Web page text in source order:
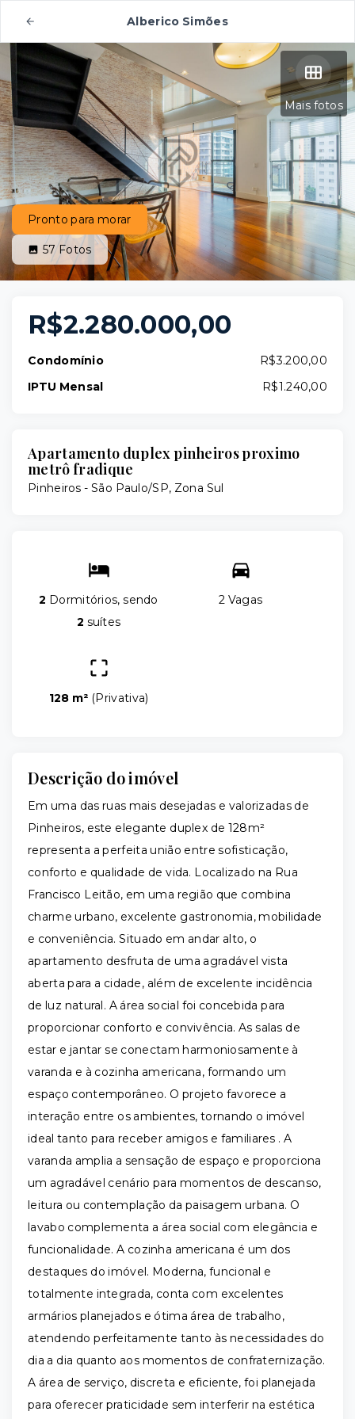
Alberico Simões
Mais fotos
Pronto para morar
57Fotos
R$2.280.000,00
Condomínio
R$3.200,00
IPTU Mensal
R$1.240,00
Apartamento duplex pinheiros proximo
metrô fradique
Pinheiros - São Paulo/SP, Zona Sul
2 Dormitórios, sendo
2 suítes
2 Vagas
128 m² (Privativa)
Descrição do imóvel
Em uma das ruas mais desejadas e valorizadas de
Pinheiros, este elegante duplex de 128m²
representa a perfeita união entre sofisticação,
conforto e qualidade de vida. Localizado na Rua
Francisco Leitão, em uma região que combina
charme urbano, excelente gastronomia, mobilidade
e conveniência. Situado em andar alto, o
apartamento desfruta de uma agradável vista
aberta para a cidade, além de excelente incidência
de luz natural. A área social foi concebida para
proporcionar conforto e convivência. As salas de
estar e jantar se conectam harmoniosamente à
varanda e à cozinha americana, formando um
espaço contemporâneo. O projeto favorece a
interação entre os ambientes, tornando o imóvel
ideal tanto para receber amigos e familiares . A
varanda amplia a sensação de espaço e proporciona
um agradável cenário para momentos de descanso,
leitura ou contemplação da paisagem urbana. O
lavabo complementa a área social com elegância e
funcionalidade. A cozinha americana é um dos
destaques do imóvel. Moderna, funcional e
totalmente integrada, conta com excelentes
armários planejados e ótima área de trabalho,
atendendo perfeitamente tanto às necessidades do
dia a dia quanto aos momentos de confraternização.
A área de serviço, discreta e eficiente, foi planejada
para oferecer praticidade sem interferir na estética